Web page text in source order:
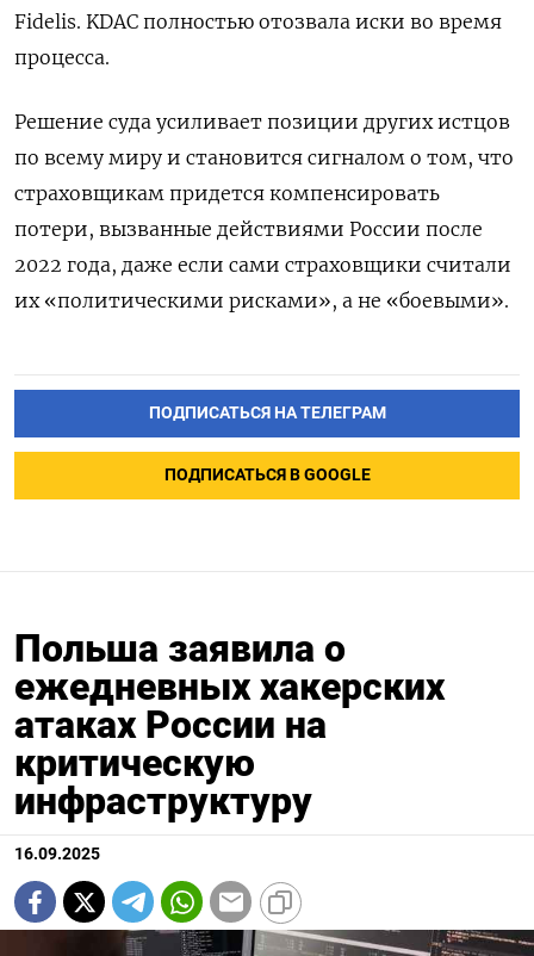
Fidelis. KDAC полностью отозвала иски во время
процесса.
Решение суда усиливает позиции других истцов
по всему миру и становится сигналом о том, что
страховщикам придется компенсировать
потери, вызванные действиями России после
2022 года, даже если сами страховщики считали
их «политическими рисками», а не «боевыми».
ПОДПИСАТЬСЯ НА ТЕЛЕГРАМ
ПОДПИСАТЬСЯ В GOOGLE
Польша заявила о
ежедневных хакерских
атаках России на
критическую
инфраструктуру
16.09.2025